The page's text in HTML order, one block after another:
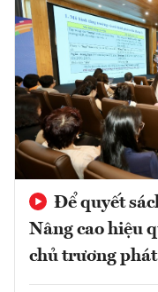
Để quyết
Nâng cao hiệu
chủ trương